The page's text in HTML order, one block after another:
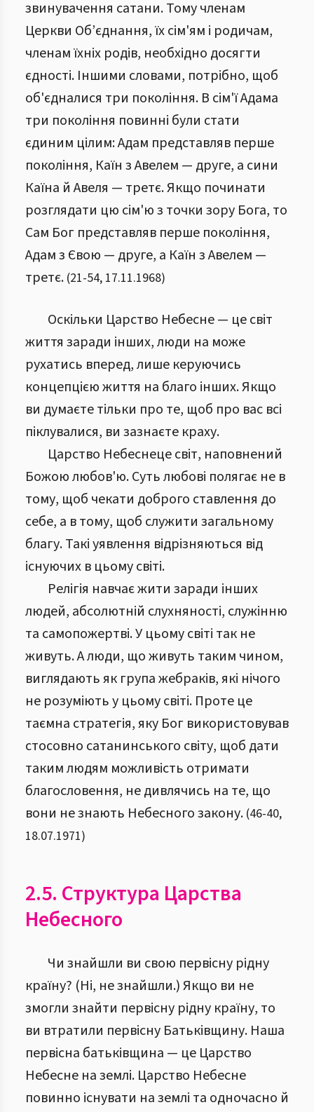
звинувачення сатани. Тому членам
Церкви Об’єднання, їх сім'ям і родичам,
членам їхніх родів, необхідно досягти
єдності. Іншими словами, потрібно, щоб
об'єдналися три покоління. В сім'ї Адама
три покоління повинні були стати
єдиним цілим: Адам представляв перше
покоління, Каїн з Авелем — друге, а сини
Каїна й Авеля — третє. Якщо починати
розглядати цю сім'ю з точки зору Бога, то
Сам Бог представляв перше покоління,
Адам з Євою — друге, а Каїн з Авелем —
третє. (21-54, 17.11.1968)
Оскільки Царство Небесне — це світ
життя заради інших, люди на може
рухатись вперед, лише керуючись
концепцією життя на благо інших. Якщо
ви думаєте тільки про те, щоб про вас всі
піклувалися, ви зазнаєте краху.
Царство Небеснеце світ, наповнений
Божою любов'ю. Суть любові полягає не в
тому, щоб чекати доброго ставлення до
себе, а в тому, щоб служити загальному
благу. Такі уявлення відрізняються від
існуючих в цьому світі.
Релігія навчає жити заради інших
людей, абсолютній слухняності, служінню
та самопожертві. У цьому світі так не
живуть. А люди, що живуть таким чином,
виглядають як група жебраків, які нічого
не розуміють у цьому світі. Проте це
таємна стратегія, яку Бог використовував
стосовно сатанинського світу, щоб дати
таким людям можливість отримати
благословення, не дивлячись на те, що
вони не знають Небесного закону. (46-40,
18.07.1971)
2.5. Структура Царства
Небесного
Чи знайшли ви свою первісну рідну
країну? (Ні, не знайшли.) Якщо ви не
змогли знайти первісну рідну країну, то
ви втратили первісну Батьківщину. Наша
первісна батьківщина — це Царство
Небесне на землі. Царство Небесне
повинно існувати на землі та одночасно й